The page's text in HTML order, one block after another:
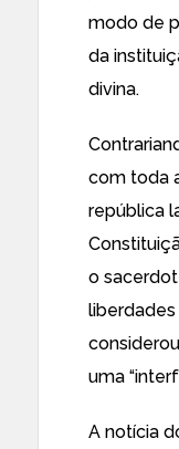
modo de
da
divina.
com toda
república
o
liberdades
uma
A notícia